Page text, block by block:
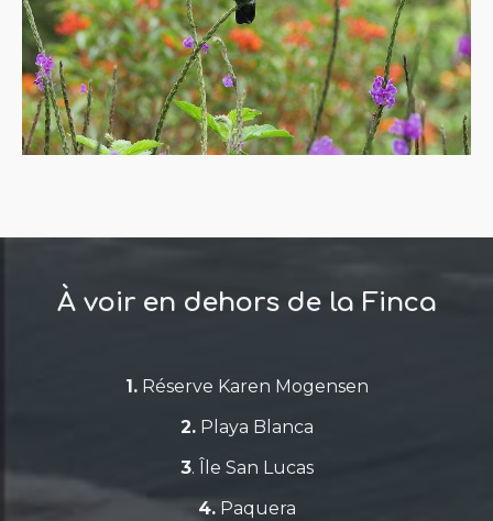
À voir en dehors de la Finca
1.Réserve Karen Mogensen
2.Playa Blanca
3. Île San Lucas
4.Paquera